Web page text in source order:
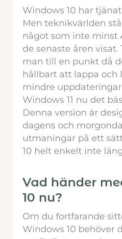
Windows 10 har
Men teknikvärlden
något som inte minst
de senaste åren
man till en punkt då
hållbart att lappa och
mindre
Windows 11 nu det
Denna version är
dagens och
utmaningar på ett
10 helt enkelt inte
Vad händer
10 nu?
Om du fortfarande
Windows 10 behöver